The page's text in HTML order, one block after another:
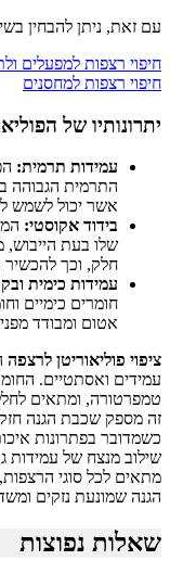
עם זאת, ניתן להבחין
חיפוי רצפות למפעלים
חיפוי רצפות למחסנים
יתרונותיו של
עמידות תרמית:
התרמית הגבוהה
אשר יכול לשמש
בידוד אקוסטי:
שלו בעת הייבוש,
חלק, וכך להכשיר
עמידות כימית
חומרים כימיים
אטום ומבודד
ציפוי פוליאוריטן לרצפה
עמידים ואסתטיים.
טמפרטורה, ומתאים
זה מספק שכבת הגנה
כשמדובר בפתרונות
שילוב מנצח של עמידות
מתאים לכל סוגי
הגנה שמונעת נזקים
שאלות נפוצות